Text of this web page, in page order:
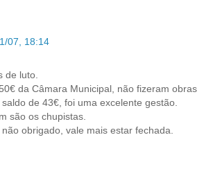
07, 18:14
de luto.
da Câmara Municipal, não fizeram obras
de 43€, foi uma excelente gestão.
são os chupistas.
obrigado, vale mais estar fechada.